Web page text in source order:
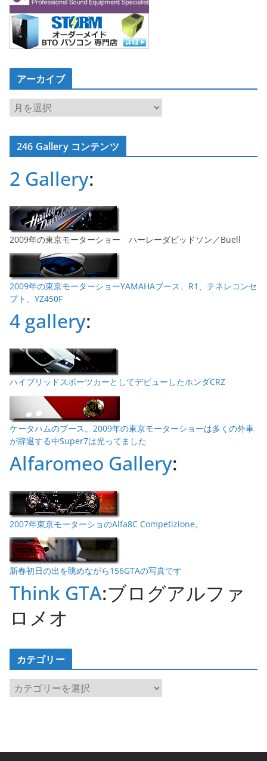
アーカイブ
ア
ー
カ
イ246 Gallery コンテンツ
2 Gallery:
2009年の東京モーターショー ハーレーダビッドソン／Buell
2009年の東京モーターショーYAMAHAブース、R1、テネレコンセ
プト、YZ450F
4 gallery:
ハイブリッドスポーツカーとしてデビューしたホンダCRZ
ケータハムのブース。2009年の東京モーターショーは多くの外車
が辞退する中Super7は光ってました
Alfaromeo Gallery:
2007年東京モーターショのAlfa8C Competizione。
新春初日の出を眺めながら156GTAの写真です
Think GTA:ブログアルファ
ロメオ
カテゴリー
カ
テ